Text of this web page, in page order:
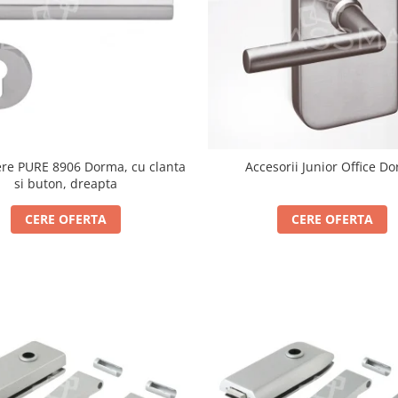
PURE 8906 Dorma, cu clanta
si buton, dreapta
CERE OFERTA
Accesorii Junior Office
CERE OFERTA